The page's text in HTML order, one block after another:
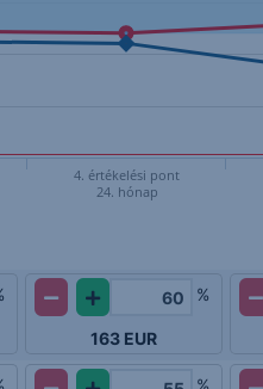
4. értékelési pont
24. hónap
%
163 EUR
%